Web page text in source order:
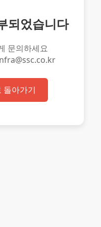
되었습니다
문의하세요
돌아가기